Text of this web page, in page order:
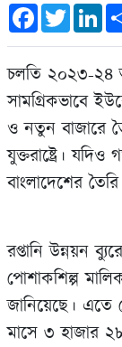
FacebookTwitter
চলতি ২০২৩-২৪
সামগ্রিকভাবে
ও নতুন বাজারে
যুক্তরাষ্ট্রে।
বাংলাদেশের
রপ্তানি উন্নয়ন
পোশাকশিল্প
জানিয়েছে। এতে
মাসে ৩ হাজার